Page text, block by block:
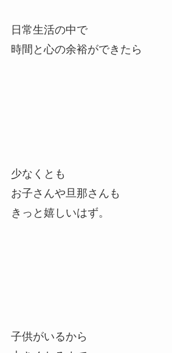
日常生活の中で
時間と心の余裕ができたら
少なくとも
お子さんや旦那さんも
きっと嬉しいはず。
子供がいるから